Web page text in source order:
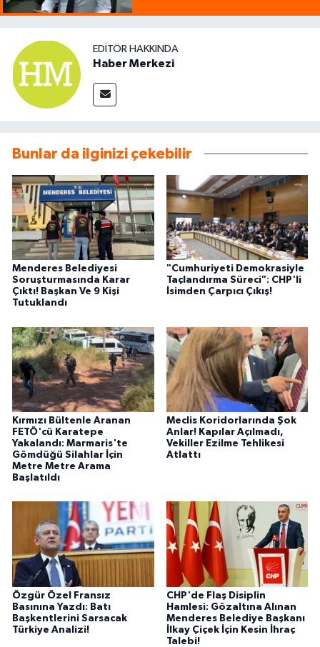
EDITÖR HAKKINDA
Haber Merkezi
Bunlar da ilginizi çekebilir
Menderes Belediyesi
Soruşturmasında Karar
Çıktı! Başkan Ve 9 Kişi
Tutuklandı
"Cumhuriyeti Demokrasiyle
Taçlandırma Süreci": CHP'li
İsimden Çarpıcı Çıkış!
Kırmızı Bültenle Aranan
FETÖ'cü Karatepe
Yakalandı: Marmaris'te
Gömdüğü Silahlar İçin
Metre Metre Arama
Başlatıldı
Meclis Koridorlarında Şok
Anlar! Kapılar Açılmadı,
Vekiller Ezilme Tehlikesi
Atlattı
Özgür Özel Fransız
Basınına Yazdı: Batı
Başkentlerini Sarsacak
Türkiye Analizi!
CHP'de Flaş Disiplin
Hamlesi: Gözaltına Alınan
Menderes Belediye Başkanı
İlkay Çiçek İçin Kesin İhraç
Talebi!